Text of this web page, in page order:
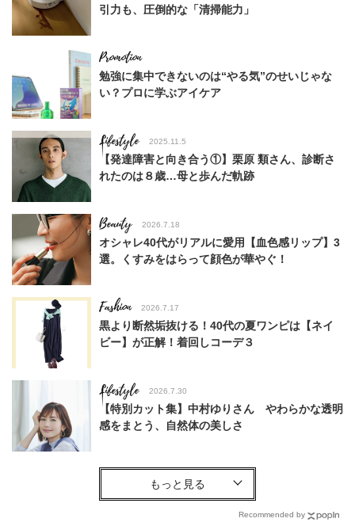
引力も、圧倒的な「清掃能力」
勉強に集中できないのは“やる気”のせいじゃな
い？プロに学ぶアイケア
Lifestyle 2025.11.5
【発達障害と向き合う①】栗原 類さん、診断さ
れたのは８歳…母と歩んだ軌跡
Beauty 2026.7.18
オシャレ40代がリアルに愛用【血色感リップ】3
選。くすみをはらって顔色が華やぐ！
Fashion 2026.7.17
黒より断然垢抜ける！40代の夏ワンピは【ネイ
ビー】が正解！着回しコーデ３
Lifestyle 2026.7.30
【特別カット集】中村ゆりさん やわらかな透明
感をまとう、自然体の美しさ
Fashion
40代、体形がキレイ見えする【上品オールイン
Recommended by